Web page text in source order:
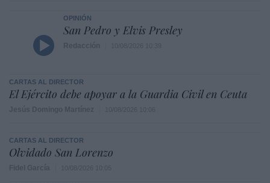
OPINIÓN
San Pedro y Elvis Presley
CARTAS AL DIRECTOR
El Ejército debe apoyar a la Guardia Civil en Ceuta
CARTAS AL DIRECTOR
Olvidado San Lorenzo